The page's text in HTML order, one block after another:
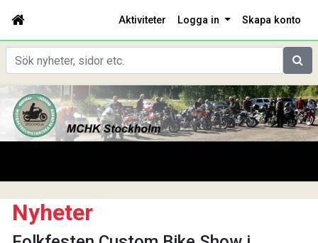
Aktiviteter Logga in Skapa konto
Sök
Nyheter